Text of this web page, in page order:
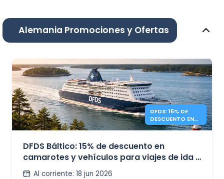
Alemania Promociones y Ofertas
DFDS: 15% DE
DESCUENTO EN
TRAVESÍAS POR
DFDS Báltico: 15% de descuento en
camarotes y vehículos para viajes de ida y
vueltaAl corriente: 18 jun 2026